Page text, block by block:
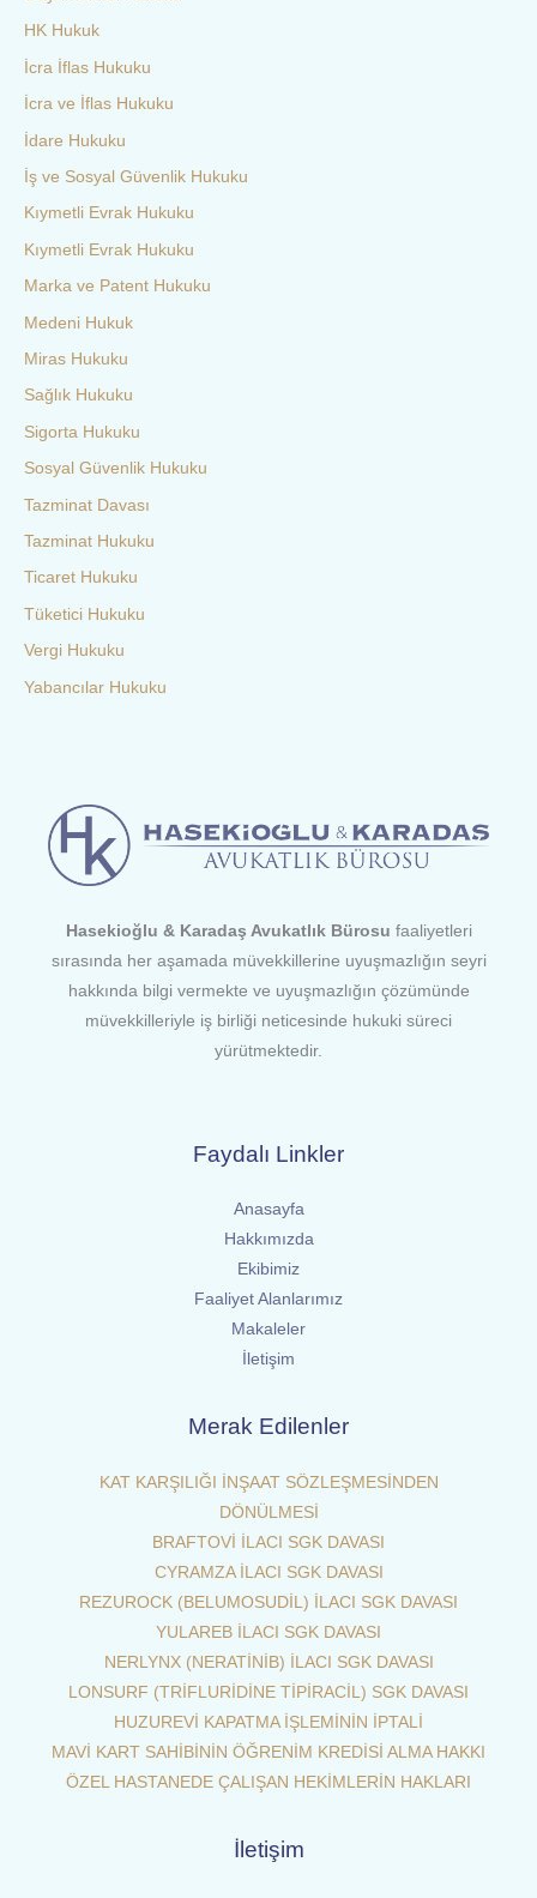
HK Hukuk
İcra İflas Hukuku
İcra ve İflas Hukuku
İdare Hukuku
İş ve Sosyal Güvenlik Hukuku
Kıymetli Evrak Hukuku
Kıymetli Evrak Hukuku
Marka ve Patent Hukuku
Medeni Hukuk
Miras Hukuku
Sağlık Hukuku
Sigorta Hukuku
Sosyal Güvenlik Hukuku
Tazminat Davası
Tazminat Hukuku
Ticaret Hukuku
Tüketici Hukuku
Vergi Hukuku
Yabancılar Hukuku
Hasekioğlu & Karadaş Avukatlık Bürosu faaliyetleri
sırasında her aşamada müvekkillerine uyuşmazlığın seyri
hakkında bilgi vermekte ve uyuşmazlığın çözümünde
müvekkilleriyle iş birliği neticesinde hukuki süreci
yürütmektedir.
Faydalı Linkler
Anasayfa
Hakkımızda
Ekibimiz
Faaliyet Alanlarımız
Makaleler
İletişim
Merak Edilenler
KAT KARŞILIĞI İNŞAAT SÖZLEŞMESİNDEN
DÖNÜLMESİ
BRAFTOVİ İLACI SGK DAVASI
CYRAMZA İLACI SGK DAVASI
REZUROCK (BELUMOSUDİL) İLACI SGK DAVASI
YULAREB İLACI SGK DAVASI
NERLYNX (NERATİNİB) İLACI SGK DAVASI
LONSURF (TRİFLURİDİNE TİPİRACİL) SGK DAVASI
HUZUREVİ KAPATMA İŞLEMİNİN İPTALİ
MAVİ KART SAHİBİNİN ÖĞRENİM KREDİSİ ALMA HAKKI
ÖZEL HASTANEDE ÇALIŞAN HEKİMLERİN HAKLARI
İletişim